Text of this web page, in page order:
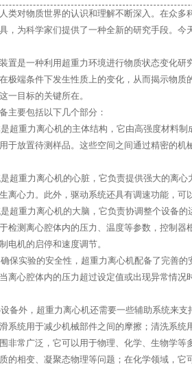
类对物质世界的认识和理解不断深入。在众多
，为科学家们提供了一种全新的研究手段。今
置是一种利用超重力环境进行物质状态变化研
极端条件下发生性质上的变化，从而揭示物质
目标的关键所在。
主要包括以下几个部分：
超重力离心机的主体结构，它由高强度材料
于放置待测样品。这些空间之间通过精密的机
超重力离心机的心脏，它负责提供强大的离
离心力。此外，驱动系统还具有调速功能，可
超重力离心机的大脑，它负责协调整个设备
检测离心腔体内的压力、温度等参数，控制器
电机的启停和速度调节。
保实验的安全性，超重力离心机配备了完善
离心腔体内的压力超过设定值或出现异常情况
备外，超重力离心机还需要一些辅助系统来
系统用于减少机械部件之间的摩擦；清洗系统
非常广泛，它可以用于物理、化学、生物学等
的相变、凝聚态物理等问题；在化学领域，它